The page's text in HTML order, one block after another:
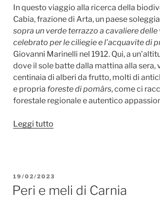
In questo viaggio alla ricerca della
Cabia, frazione di Arta, un paese
sopra un verde terrazzo a cavaliere delle
celebrato per le ciliegie e l’acquavite di
Giovanni Marinelli nel 1912. Qui, a
dove il sole batte dalla mattina alla sera,
centinaia di alberi da frutto, molti di
e propria foreste di pomârs, come ci
forestale regionale e autentico
Leggi tutto
PUBBLICATO
IL
19/02/2023
Peri e meli di Carnia